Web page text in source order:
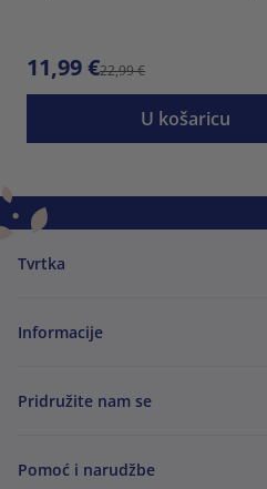
11,99 €22,99 €
U košaricu
Tvrtka
Informacije
Pridružite nam se
Pomoć i narudžbe